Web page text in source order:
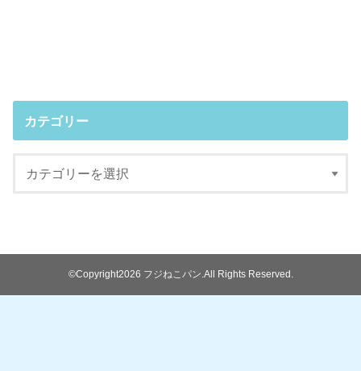
カテゴリー
©Copyright2026 フジねこパン .All Rights Reserved.